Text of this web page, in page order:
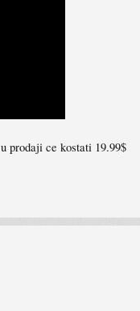
prodaji ce kostati 19.99$